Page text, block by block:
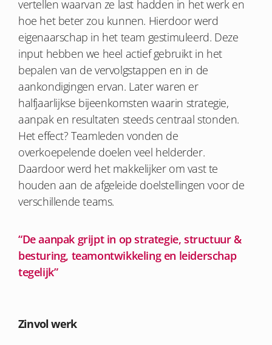
vertellen waarvan ze last hadden in het werk en
hoe het beter zou kunnen. Hierdoor werd
eigenaarschap in het team gestimuleerd. Deze
input hebben we heel actief gebruikt in het
bepalen van de vervolgstappen en in de
aankondigingen ervan. Later waren er
halfjaarlijkse bijeenkomsten waarin strategie,
aanpak en resultaten steeds centraal stonden.
Het effect? Teamleden vonden de
overkoepelende doelen veel helderder.
Daardoor werd het makkelijker om vast te
houden aan de afgeleide doelstellingen voor de
verschillende teams.
“De aanpak grijpt in op strategie, structuur &
besturing, teamontwikkeling en leiderschap
tegelijk”
Zinvol werk